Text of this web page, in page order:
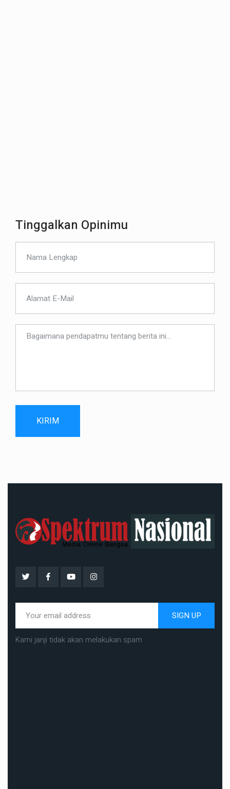
Tinggalkan Opinimu
KIRIM
SIGN UP
Kami janji tidak akan melakukan spam